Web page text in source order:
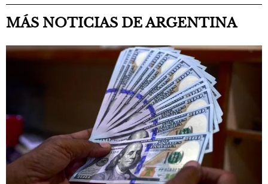
MÁS NOTICIAS DE ARGENTINA